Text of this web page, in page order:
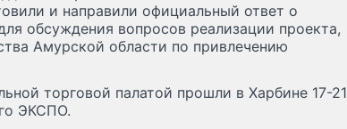
и направили официальный ответ о
обсуждения вопросов реализации проекта,
Амурской области по привлечению
торговой палатой прошли в Харбине 17-21
ЭКСПО.